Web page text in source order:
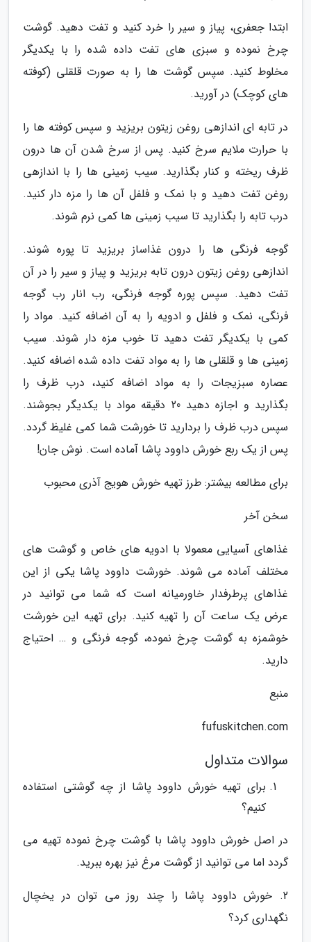
ابتدا جعفری، پیاز و سیر را خرد کنید و تفت دهید. گوشت
چرخ نموده و سبزی های تفت داده شده را با یکدیگر
مخلوط کنید. سپس گوشت ها را به صورت قلقلی (کوفته
های کوچک) در آورید.
در تابه ای اندازهی روغن زیتون بریزید و سپس کوفته ها را
با حرارت ملایم سرخ کنید. پس از سرخ شدن آن ها درون
ظرف ریخته و کنار بگذارید. سیب زمینی ها را با اندازهی
روغن تفت دهید و با نمک و فلفل آن ها را مزه دار کنید.
درب تابه را بگذارید تا سیب زمینی ها کمی نرم شوند.
گوجه فرنگی ها را درون غذاساز بریزید تا پوره شوند.
اندازهی روغن زیتون درون تابه بریزید و پیاز و سیر را در آن
تفت دهید. سپس پوره گوجه فرنگی، رب انار رب گوجه
فرنگی، نمک و فلفل و ادویه را به آن اضافه کنید. مواد را
کمی با یکدیگر تفت دهید تا خوب مزه دار شوند. سیب
زمینی ها و قلقلی ها را به مواد تفت داده شده اضافه کنید.
عصاره سبزیجات را به مواد اضافه کنید، درب ظرف را
بگذارید و اجازه دهید 20 دقیقه مواد با یکدیگر بجوشند.
سپس درب ظرف را بردارید تا خورشت شما کمی غلیظ گردد.
پس از یک ربع خورش داوود پاشا آماده است. نوش جان!
برای مطالعه بیشتر: طرز تهیه خورش هویج آذری محبوب
سخن آخر
غذاهای آسیایی معمولا با ادویه های خاص و گوشت های
مختلف آماده می شوند. خورشت داوود پاشا یکی از این
غذاهای پرطرفدار خاورمیانه است که شما می توانید در
عرض یک ساعت آن را تهیه کنید. برای تهیه این خورشت
خوشمزه به گوشت چرخ نموده، گوجه فرنگی و … احتیاج
دارید.
منبع
fufuskitchen.com
سوالات متداول
برای تهیه خورش داوود پاشا از چه گوشتی استفاده
کنیم؟
در اصل خورش داوود پاشا با گوشت چرخ نموده تهیه می
گردد اما می توانید از گوشت مرغ نیز بهره ببرید.
2. خورش داوود پاشا را چند روز می توان در یخچال
نگهداری کرد؟